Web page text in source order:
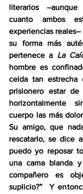
literarios
cuanto ambos
experiencias
su forma más
pertenece a La
hombre es
celda tan estrecha
prisionero estar
horizontalmente
cuerpo las más
Su amigo, que
rescatarlo, se dice
puedo yo reposar
una cama blanda
compañero es
suplicio?”  Y